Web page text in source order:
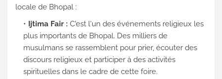
locale de Bhopal :
Ijtima Fair : C'est l'un des événements religieux les
plus importants de Bhopal. Des milliers de
musulmans se rassemblent pour prier, écouter des
discours religieux et participer à des activités
spirituelles dans le cadre de cette foire.